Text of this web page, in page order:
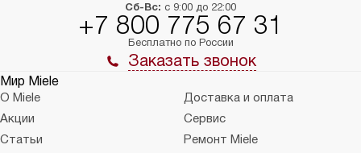
Сб-Вс: с 9:00 до 22:00
+7 800 775 67 31
Бесплатно по России
Заказать звонок
Мир Miele
О Miele
Доставка и оплата
Акции
Сервис
Статьи
Ремонт Miele